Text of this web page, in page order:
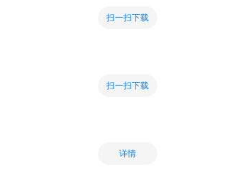
扫一扫下载
扫一扫下载
详情